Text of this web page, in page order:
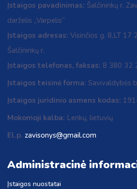
Įstaigos pavadinimas: Šalčininkų r.
darželis „Varpelis“
Įstaigos adresas: Visinčios g. 8,LT 17
Šalčininkų r.
Įstaigos telefonas, faksas: 8 380 32
Įstaigos teisinė forma: Savivaldybės
Įstaigos juridinio asmens kodas:
Mokomoji kalba: Lenkų, lietuvių
El.p. zavisonys@gmail.com
Administracinė
Įstaigos nuostatai